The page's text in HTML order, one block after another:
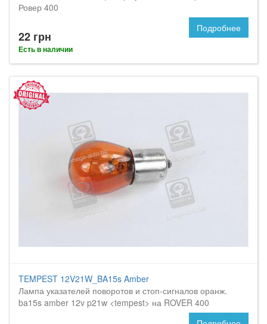
Ровер 400
22 грн
Есть в наличии
Подробнее
TEMPEST 12V21W_BA15s Amber
Лампа указателей поворотов и стоп-сигналов оранж.
ba15s amber 12v p21w <tempest> на ROVER 400